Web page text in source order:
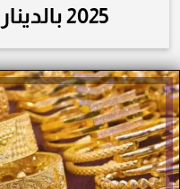
2025 بالدينار والدولار الأمريكي